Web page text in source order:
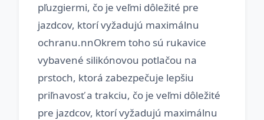
pľuzgiermi, čo je veľmi dôležité pre
jazdcov, ktorí vyžadujú maximálnu
ochranu.nnOkrem toho sú rukavice
vybavené silikónovou potlačou na
prstoch, ktorá zabezpečuje lepšiu
priľnavosť a trakciu, čo je veľmi dôležité
pre jazdcov, ktorí vyžadujú maximálnu